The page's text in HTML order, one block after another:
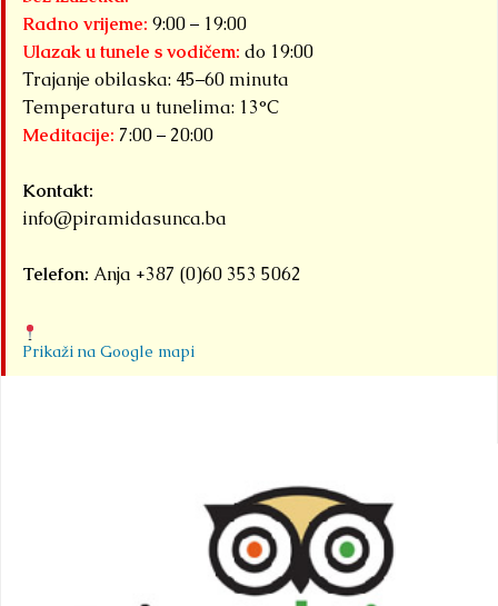
Radno vrijeme: 9:00 – 19:00
Ulazak u tunele s vodičem: do 19:00
Trajanje obilaska: 45–60 minuta
Temperatura u tunelima: 13°C
Meditacije: 7:00 – 20:00
Kontakt:
info@piramidasunca.ba
Telefon: Anja +387 (0)60 353 5062
Prikaži na Google mapi